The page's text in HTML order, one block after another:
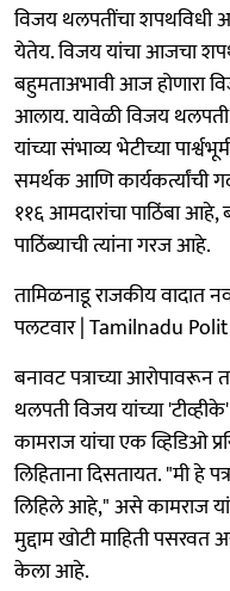
विजय थलपतींचा शपथविधी
येतेय. विजय यांचा आजचा
बहुमताअभावी आज होणारा
आलाय. यावेळी विजय
यांच्या संभाव्य भेटीच्या
समर्थक आणि कार्यकर्त्यांची
११६ आमदारांचा पाठिंबा
पाठिंब्याची त्यांना गरज आहे.
तामिळनाडू राजकीय वादात
पलटवार | Tamilnadu
बनावट पत्राच्या
थलपती विजय यांच्या
कामराज यांचा एक व्हिडिओ
लिहिताना दिसतायत. "मी हे
लिहिले आहे," असे कामराज
मुद्दाम खोटी माहिती पसरवत
केला आहे.